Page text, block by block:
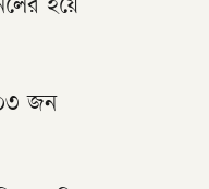
হয়ে
জন